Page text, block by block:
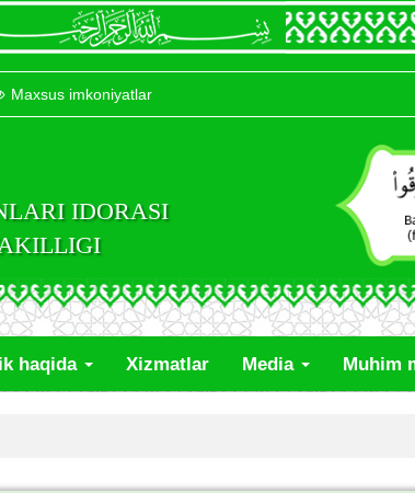
Maxsus imkoniyatlar
IDORASI
haqida Xizmatlar Media Muhim